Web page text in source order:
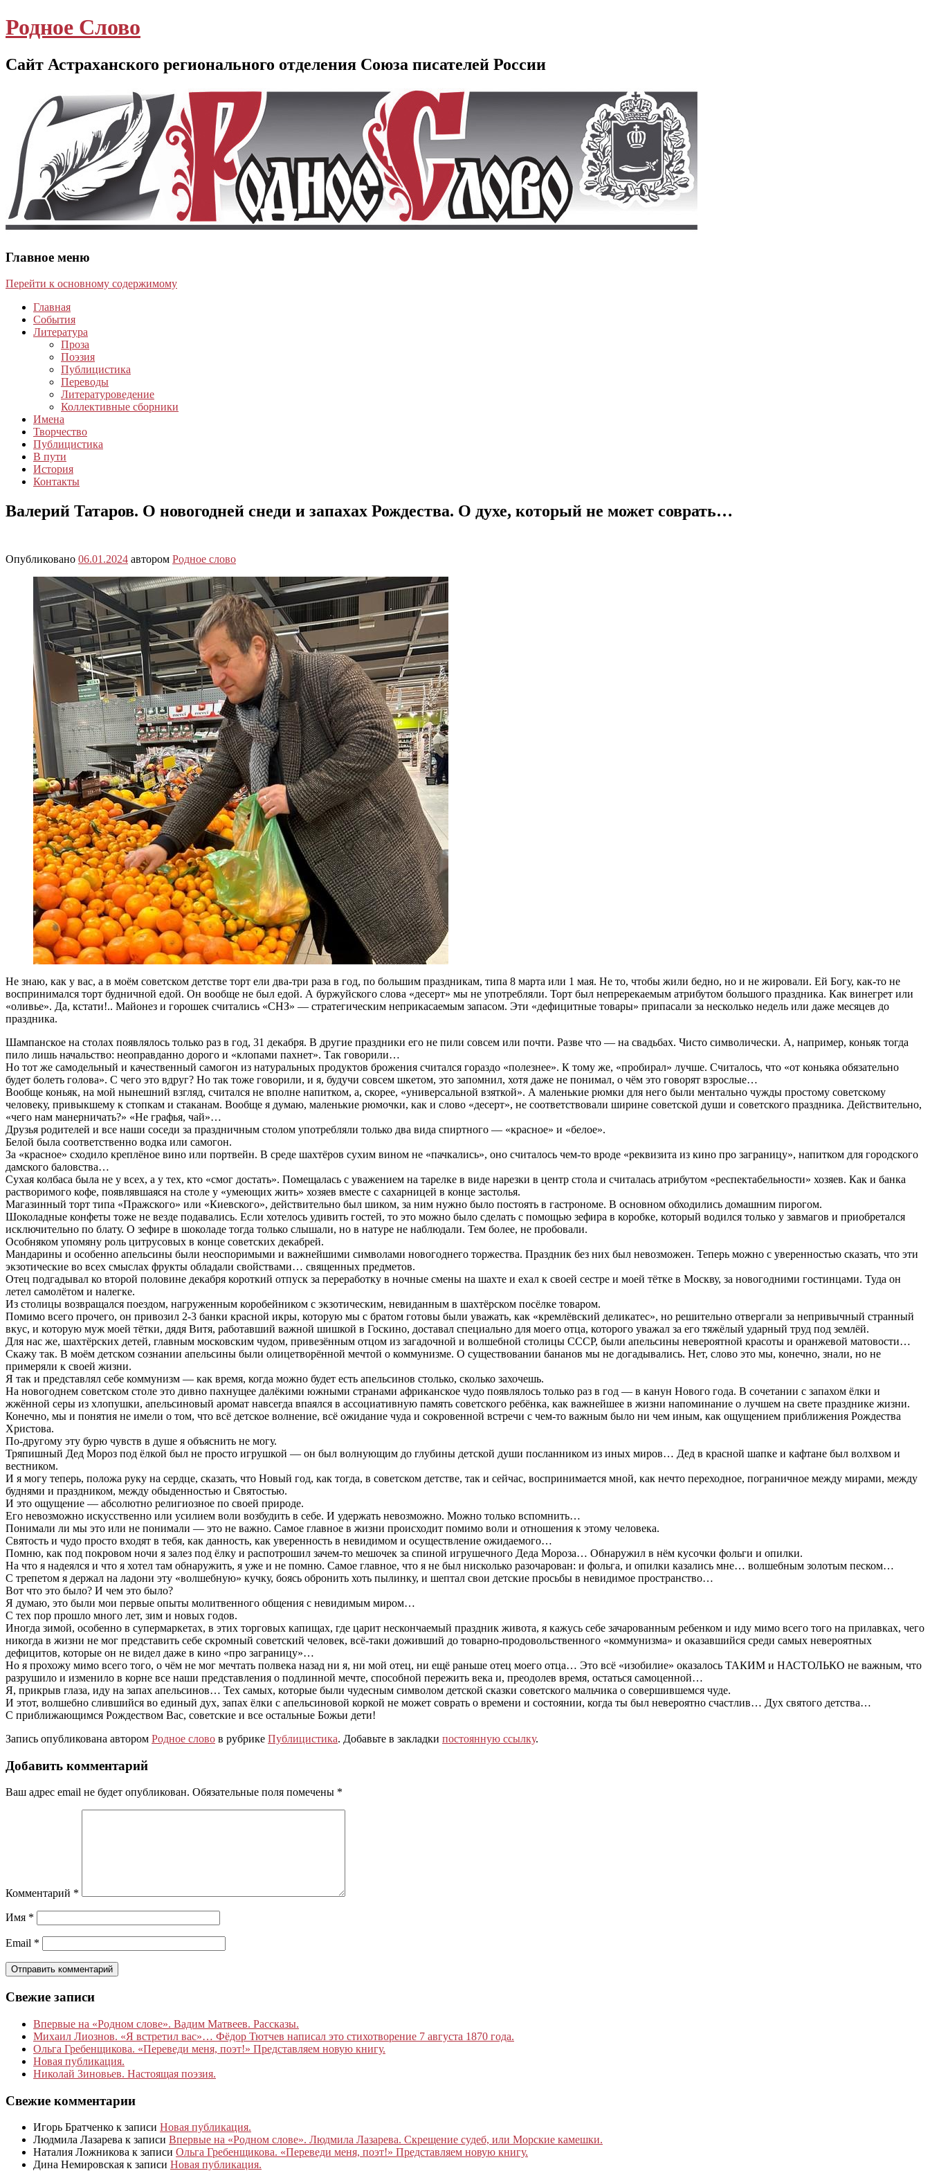
Родное Слово
Сайт Астраханского регионального отделения Союза писателей России
Главное меню
Перейти к основному содержимому
Главная
События
Литература
Проза
Поэзия
Публицистика
Переводы
Литературоведение
Коллективные сборники
Имена
Творчество
Публицистика
В пути
История
Контакты
Валерий Татаров. О новогодней снеди и запахах Рождества. О духе, который не может соврать…
Опубликовано 06.01.2024 автором Родное слово
Не знаю, как у вас, а в моём советском детстве торт ели два-три раза в год, по большим праздникам, типа 8 марта или 1 мая. Не то, чтобы жили бедно, но и не жировали. Ей Богу, как-то не
воспринимался торт будничной едой. Он вообще не был едой. А буржуйского слова «десерт» мы не употребляли. Торт был непререкаемым атрибутом большого праздника. Как винегрет или
«оливье». Да, кстати!.. Майонез и горошек считались «СНЗ» — стратегическим неприкасаемым запасом. Эти «дефицитные товары» припасали за несколько недель или даже месяцев до
праздника.
Шампанское на столах появлялось только раз в год, 31 декабря. В другие праздники его не пили совсем или почти. Разве что — на свадьбах. Чисто символически. А, например, коньяк тогда
пило лишь начальство: неоправданно дорого и «клопами пахнет». Так говорили…
Но тот же самодельный и качественный самогон из натуральных продуктов брожения считался гораздо «полезнее». К тому же, «пробирал» лучше. Считалось, что «от коньяка обязательно
будет болеть голова». С чего это вдруг? Но так тоже говорили, и я, будучи совсем шкетом, это запомнил, хотя даже не понимал, о чём это говорят взрослые…
Вообще коньяк, на мой нынешний взгляд, считался не вполне напитком, а, скорее, «универсальной взяткой». А маленькие рюмки для него были ментально чужды простому советскому
человеку, привыкшему к стопкам и стаканам. Вообще я думаю, маленькие рюмочки, как и слово «десерт», не соответствовали ширине советской души и советского праздника. Действительно,
«чего нам манерничать?» «Не графья, чай»…
Друзья родителей и все наши соседи за праздничным столом употребляли только два вида спиртного — «красное» и «белое».
Белой была соответственно водка или самогон.
За «красное» сходило креплёное вино или портвейн. В среде шахтёров сухим вином не «пачкались», оно считалось чем-то вроде «реквизита из кино про заграницу», напитком для городского
дамского баловства…
Сухая колбаса была не у всех, а у тех, кто «смог достать». Помещалась с уважением на тарелке в виде нарезки в центр стола и считалась атрибутом «респектабельности» хозяев. Как и банка
растворимого кофе, появлявшаяся на столе у «умеющих жить» хозяев вместе с сахарницей в конце застолья.
Магазинный торт типа «Пражского» или «Киевского», действительно был шиком, за ним нужно было постоять в гастрономе. В основном обходились домашним пирогом.
Шоколадные конфеты тоже не везде подавались. Если хотелось удивить гостей, то это можно было сделать с помощью зефира в коробке, который водился только у завмагов и приобретался
исключительно по блату. О зефире в шоколаде тогда только слышали, но в натуре не наблюдали. Тем более, не пробовали.
Особняком упомяну роль цитрусовых в конце советских декабрей.
Мандарины и особенно апельсины были неоспоримыми и важнейшими символами новогоднего торжества. Праздник без них был невозможен. Теперь можно с уверенностью сказать, что эти
экзотические во всех смыслах фрукты обладали свойствами… священных предметов.
Отец подгадывал ко второй половине декабря короткий отпуск за переработку в ночные смены на шахте и ехал к своей сестре и моей тётке в Москву, за новогодними гостинцами. Туда он
летел самолётом и налегке.
Из столицы возвращался поездом, нагруженным коробейником с экзотическим, невиданным в шахтёрском посёлке товаром.
Помимо всего прочего, он привозил 2-3 банки красной икры, которую мы с братом готовы были уважать, как «кремлёвский деликатес», но решительно отвергали за непривычный странный
вкус, и которую муж моей тётки, дядя Витя, работавший важной шишкой в Госкино, доставал специально для моего отца, которого уважал за его тяжёлый ударный труд под землёй.
Для нас же, шахтёрских детей, главным московским чудом, привезённым отцом из загадочной и волшебной столицы СССР, были апельсины невероятной красоты и оранжевой матовости…
Скажу так. В моём детском сознании апельсины были олицетворённой мечтой о коммунизме. О существовании бананов мы не догадывались. Нет, слово это мы, конечно, знали, но не
примеряли к своей жизни.
Я так и представлял себе коммунизм — как время, когда можно будет есть апельсинов столько, сколько захочешь.
На новогоднем советском столе это дивно пахнущее далёкими южными странами африканское чудо появлялось только раз в год — в канун Нового года. В сочетании с запахом ёлки и
жжённой серы из хлопушки, апельсиновый аромат навсегда впаялся в ассоциативную память советского ребёнка, как важнейшее в жизни напоминание о лучшем на свете празднике жизни.
Конечно, мы и понятия не имели о том, что всё детское волнение, всё ожидание чуда и сокровенной встречи с чем-то важным было ни чем иным, как ощущением приближения Рождества
Христова.
По-другому эту бурю чувств в душе я объяснить не могу.
Тряпишный Дед Мороз под ёлкой был не просто игрушкой — он был волнующим до глубины детской души посланником из иных миров… Дед в красной шапке и кафтане был волхвом и
вестником.
И я могу теперь, положа руку на сердце, сказать, что Новый год, как тогда, в советском детстве, так и сейчас, воспринимается мной, как нечто переходное, пограничное между мирами, между
буднями и праздником, между обыденностью и Святостью.
И это ощущение — абсолютно религиозное по своей природе.
Его невозможно искусственно или усилием воли возбудить в себе. И удержать невозможно. Можно только вспомнить…
Понимали ли мы это или не понимали — это не важно. Самое главное в жизни происходит помимо воли и отношения к этому человека.
Святость и чудо просто входят в тебя, как данность, как уверенность в невидимом и осуществление ожидаемого…
Помню, как под покровом ночи я залез под ёлку и распотрошил зачем-то мешочек за спиной игрушечного Деда Мороза… Обнаружил в нём кусочки фольги и опилки.
На что я надеялся и что я хотел там обнаружить, я уже и не помню. Самое главное, что я не был нисколько разочарован: и фольга, и опилки казались мне… волшебным золотым песком…
С трепетом я держал на ладони эту «волшебную» кучку, боясь обронить хоть пылинку, и шептал свои детские просьбы в невидимое пространство…
Вот что это было? И чем это было?
Я думаю, это были мои первые опыты молитвенного общения с невидимым миром…
С тех пор прошло много лет, зим и новых годов.
Иногда зимой, особенно в супермаркетах, в этих торговых капищах, где царит нескончаемый праздник живота, я кажусь себе зачарованным ребенком и иду мимо всего того на прилавках, чего
никогда в жизни не мог представить себе скромный советский человек, всё-таки доживший до товарно-продовольственного «коммунизма» и оказавшийся среди самых невероятных
дефицитов, которые он не видел даже в кино «про заграницу»…
Но я прохожу мимо всего того, о чём не мог мечтать полвека назад ни я, ни мой отец, ни ещё раньше отец моего отца… Это всё «изобилие» оказалось ТАКИМ и НАСТОЛЬКО не важным, что
разрушило и изменило в корне все наши представления о подлинной мечте, способной пережить века и, преодолев время, остаться самоценной…
Я, прикрыв глаза, иду на запах апельсинов… Тех самых, которые были чудесным символом детской сказки советского мальчика о совершившемся чуде.
И этот, волшебно слившийся во единый дух, запах ёлки с апельсиновой коркой не может соврать о времени и состоянии, когда ты был невероятно счастлив… Дух святого детства…
С приближающимся Рождеством Вас, советские и все остальные Божьи дети!
Запись опубликована автором Родное слово в рубрике Публицистика. Добавьте в закладки постоянную ссылку.
Добавить комментарий
Ваш адрес email не будет опубликован. Обязательные поля помечены *
Комментарий *
Имя *
Email *
Свежие записи
Впервые на «Родном слове». Вадим Матвеев. Рассказы.
Михаил Лиознов. «Я встретил вас»… Фёдор Тютчев написал это стихотворение 7 августа 1870 года.
Ольга Гребенщикова. «Переведи меня, поэт!» Представляем новую книгу.
Новая публикация.
Николай Зиновьев. Настоящая поэзия.
Свежие комментарии
Игорь Братченко к записи Новая публикация.
Людмила Лазарева к записи Впервые на «Родном слове». Людмила Лазарева. Скрещение судеб, или Морские камешки.
Наталия Ложникова к записи Ольга Гребенщикова. «Переведи меня, поэт!» Представляем новую книгу.
Дина Немировская к записи Новая публикация.